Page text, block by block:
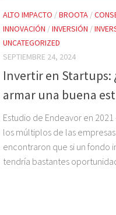
ALTO IMPACTO /BROOTA /
INNOVACIÓN /INVERSIÓN /
UNCATEGORIZED
SEPTIEMBRE 24, 2024
Invertir en Startups:
armar una buena
Estudio de Endeavor en
los múltiplos de las
encontraron que si un fondo
tendría bastantes